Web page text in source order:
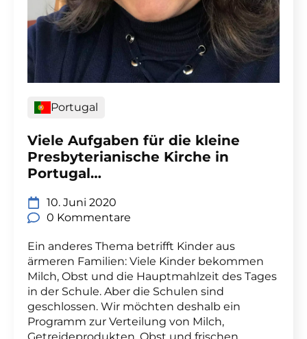
Portugal
Viele Aufgaben für die kleine
Presbyterianische Kirche in
Portugal…
10. Juni 2020
0 Kommentare
Ein anderes Thema betrifft Kinder aus
ärmeren Familien: Viele Kinder bekommen
Milch, Obst und die Hauptmahlzeit des Tages
in der Schule. Aber die Schulen sind
geschlossen. Wir möchten deshalb ein
Programm zur Verteilung von Milch,